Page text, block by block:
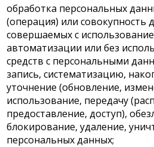
обработка персональных
(операция) или совокупность
совершаемых с
автоматизации или без
средств с персональными
запись, систематизацию,
уточнение (обновление,
использование, передачу
предоставление, доступ),
блокирование, удаление,
персональных данных;